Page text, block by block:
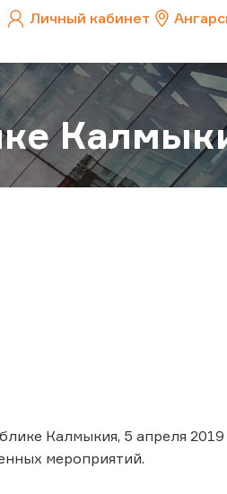
Личный кабинет
Калмыкия, 5 апреля 2019
мероприятий.